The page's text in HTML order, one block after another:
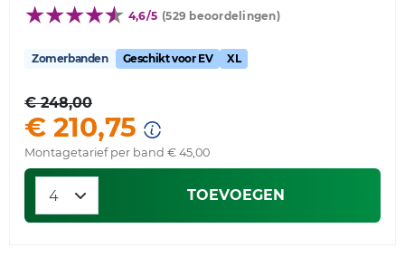
4,6/5 (529 beoordelingen)
Zomerbanden Geschikt voor EV XL
€ 248,00
€ 210,75
Montagetarief per band € 45,00
TOEVOEGEN